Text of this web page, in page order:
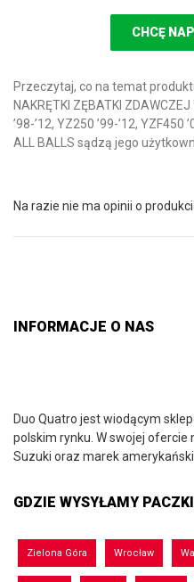
CHCĘ
Przeczytaj, co na temat
NAKRĘTKI ZĘBATKI
’98-’12, YZ250 ’99-’12, YZF450
ALL BALLS sądzą jego
Na razie nie ma opinii o
INFORMACJE O NAS
Duo Quatro jest wiodącym
polskim rynku. W swojej ofercie
Suzuki oraz marek
GDZIE WYSYŁAMY PACZKI
Zielona Góra Wrocław